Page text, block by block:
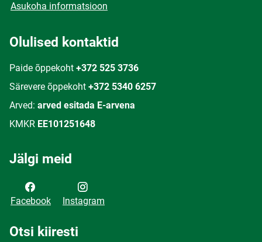
Asukoha informatsioon
Olulised kontaktid
Paide õppekoht +372 525 3736
Särevere õppekoht +372 5340 6257
Arved: arved esitada E-arvena
KMKR EE101251648
Jälgi meid
Facebook Instagram
Otsi kiiresti